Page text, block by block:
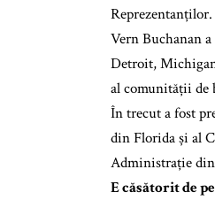
Reprezentanților.
Vern Buchanan
Detroit,
al comunității de
În trecut a fost
din Florida și al
Administrație din
E căsătorit de